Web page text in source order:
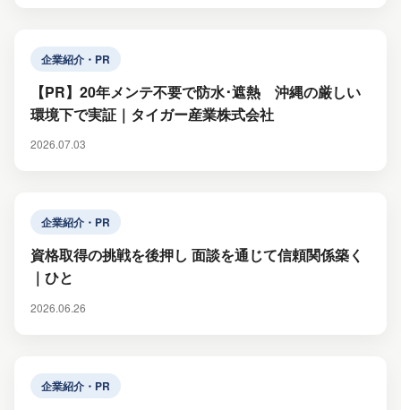
企業紹介・PR
【PR】20年メンテ不要で防水･遮熱 沖縄の厳しい
環境下で実証｜タイガー産業株式会社
2026.07.03
企業紹介・PR
資格取得の挑戦を後押し 面談を通じて信頼関係築く
｜ひと
2026.06.26
企業紹介・PR